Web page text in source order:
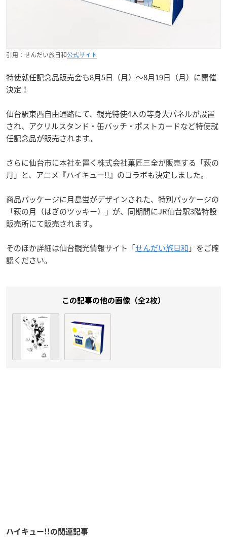
引用：せんだい旅日和公式サイト
特使就任記念品販売会も8月5日（月）～8月19日（月）に開催
決定！
仙台駅東西自由通路にて、観光特使4人の等身大パネルが設置
され、アクリルスタンド・缶バッチ・ポストカードなど特使就
任記念品が販売されます。
さらに仙台市に本社を置く株式会社菓匠三全が販売する「萩の
月」と、アニメ『ハイキュー!!』のコラボも決定しました。
商品パッケージに月島蛍がデザインされた、特別パッケージの
「萩の月（はぎのツッキー）」が、同期間にJR仙台駅3階特設
販売所にて販売されます。
そのほか詳細は仙台観光情報サイト「せんだい旅日和 」をご確
認ください。
この記事の他の画像（全2枚）
ハイキュー!!の関連記事